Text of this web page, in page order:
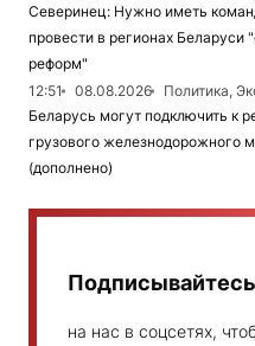
Северинец: Нужно иметь
провести в регионах Беларуси
реформ"
12:51
08.08.2026
Политика,
Беларусь могут подключить к
грузового
(дополнено)
Подписывайтесь
на нас в соцсетях,